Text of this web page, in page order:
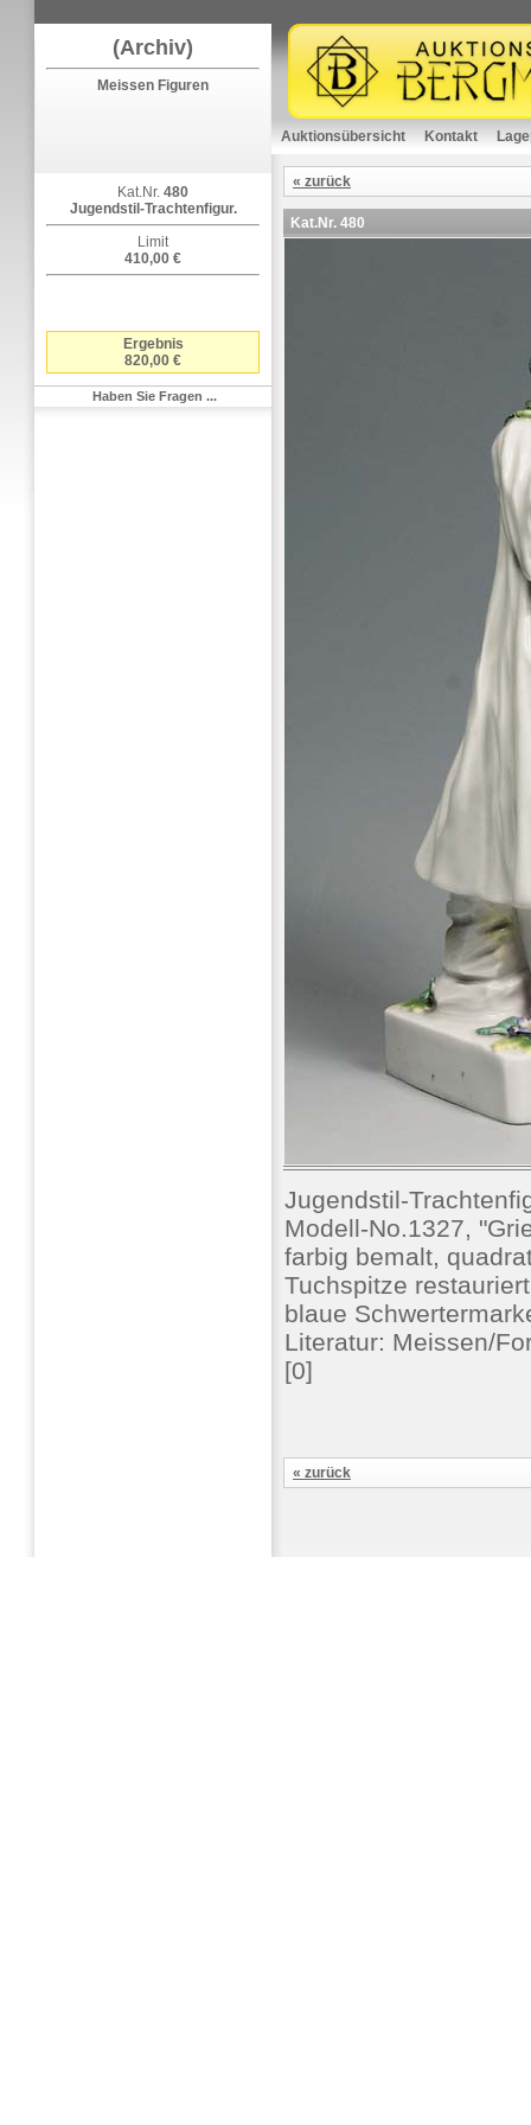
(Archiv)
Meissen Figuren
Kat.Nr. 480
Jugendstil-Trachtenfigur.
Limit
410,00 €
Ergebnis
820,00 €
Haben Sie Fragen ...
Auktionsübersicht Kontakt
« zurück
Kat.Nr. 480
Jugendstil-
Modell-No.1327,
farbig bemalt,
Tuchspitze
blaue
Literatur: Meissen/
[0]
« zurück